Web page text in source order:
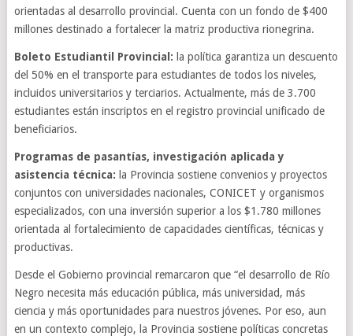
orientadas al desarrollo provincial. Cuenta con un fondo de $400
millones destinado a fortalecer la matriz productiva rionegrina.
Boleto Estudiantil Provincial: la política garantiza un descuento
del 50% en el transporte para estudiantes de todos los niveles,
incluidos universitarios y terciarios. Actualmente, más de 3.700
estudiantes están inscriptos en el registro provincial unificado de
beneficiarios.
Programas de pasantías, investigación aplicada y
asistencia técnica: la Provincia sostiene convenios y proyectos
conjuntos con universidades nacionales, CONICET y organismos
especializados, con una inversión superior a los $1.780 millones
orientada al fortalecimiento de capacidades científicas, técnicas y
productivas.
Desde el Gobierno provincial remarcaron que “el desarrollo de Río
Negro necesita más educación pública, más universidad, más
ciencia y más oportunidades para nuestros jóvenes. Por eso, aun
en un contexto complejo, la Provincia sostiene políticas concretas